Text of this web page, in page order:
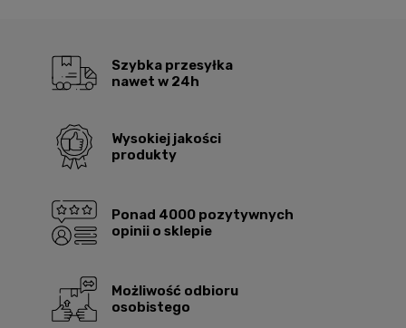
Szybka przesyłka
nawet w 24h
Wysokiej jakości
produkty
Ponad 4000 pozytywnych
opinii o sklepie
Możliwość odbioru
osobistego